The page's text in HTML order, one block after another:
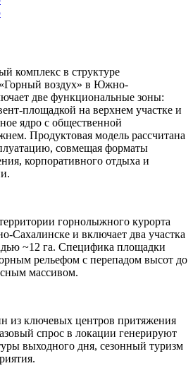
комплекс в структуре
воздух» в Южно-
две функциональные зоны:
площадкой на верхнем участке и
ядро с общественной
Продуктовая модель рассчитана
совмещая форматы
корпоративного отдыха и
горнолыжного курорта
Сахалинске и включает два участка
~12 га. Специфика площадки
рельефом с перепадом высот до
массивом.
из ключевых центров притяжения
спрос в локации генерируют
выходного дня, сезонный туризм